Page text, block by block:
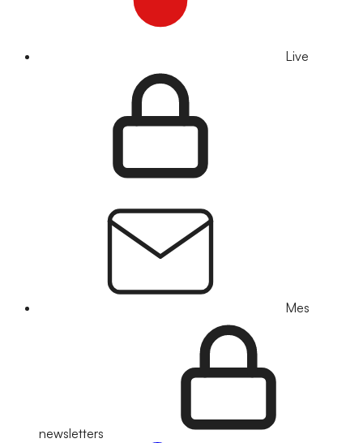
Live
Mes
newsletters